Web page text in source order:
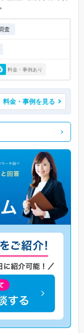
査
料金・事例あり
料金・事例を見る